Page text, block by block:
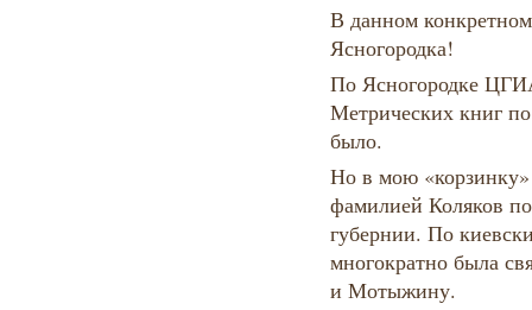
В данном
Ясногородка!
По Ясногородке
Метрических книг
было.
Но в мою
фамилией Коляков
губернии. По
многократно была
и Мотыжину.